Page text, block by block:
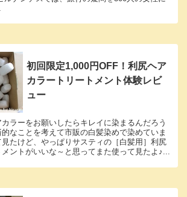
初回限定1,000円OFF！利尻ヘア
カラートリートメント体験レビ
ュー
ラーをお願いしたらキレイに染まるんだろう
なことを考えて市販の白髪染めで染めていま
たけど、やっぱりサスティの［白髪用］利尻
ントがいいな～と思ってまた使って見たよ♪...